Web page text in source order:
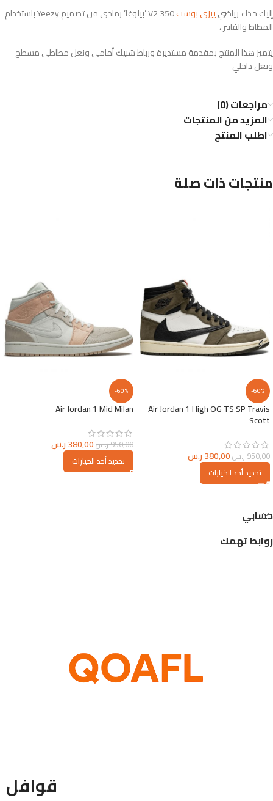
إليك حذاء رياضيييزي بوست
350 V2 ’بيلوغا’ رمادي من تصميم Yeezy باستخدام
المطاط والفايبر ،
يتميز هذا المنتج بمقدمة مستديرة ورباط شبيك أمامي ونعل مطاطي مسطح
ونعل داخلي
مراجعات (0)
المزيد من المنتجات
اطلب المنتج
منتجات ذات صلة
-60%
Air Jordan 1 High OG TS SP Travis
Scott
950,00ر.س380,00ر.س
تحديد أحد الخيارات
-60%
Air Jordan 1 Mid Milan
950,00ر.س380,00ر.س
تحديد أحد الخيارات
حسابي
روابط تهمك
قوافل